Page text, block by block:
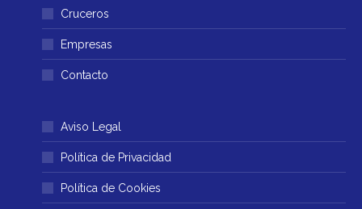
ventanaventana
Cruceros
Empresas
Contacto
Aviso Legal
Política de Privacidad
Política de Cookies